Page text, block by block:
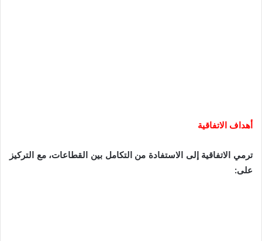
أهداف الاتفاقية
ترمي الاتفاقية إلى الاستفادة من التكامل بين القطاعات، مع التركيز
على: